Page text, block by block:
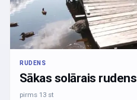
RUDENS
Sākas solārais rudens
pirms 13 st